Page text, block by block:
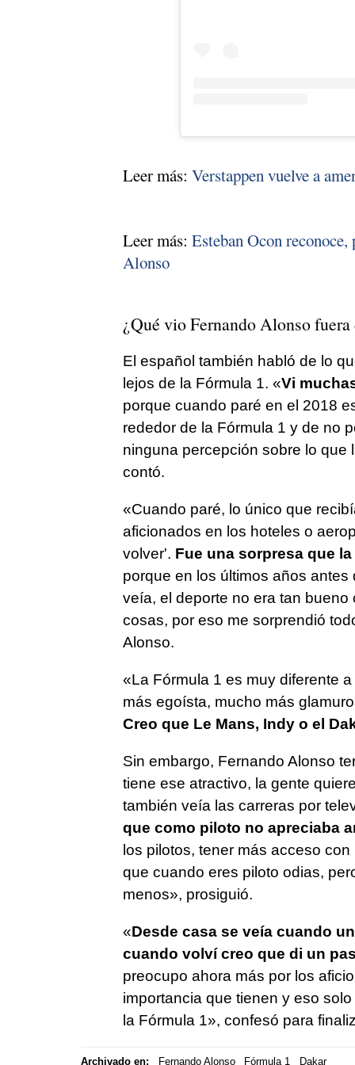
Leer más: Verstappen vuelve a
Leer más: Esteban Ocon
Alonso
¿Qué vio Fernando Alonso
El español también habló de lo
lejos de la Fórmula 1. «Vi
porque cuando paré en el 2018
rededor de la Fórmula 1 y de no
ninguna percepción sobre lo que
contó.
«Cuando paré, lo único que
aficionados en los hoteles o
volver'. Fue una sorpresa que
porque en los últimos años
veía, el deporte no era tan
cosas, por eso me sorprendió
Alonso.
«La Fórmula 1 es muy diferente
más egoísta, mucho más
Creo que Le Mans, Indy o el
Sin embargo, Fernando Alonso
tiene ese atractivo, la gente
también veía las carreras por
que como piloto no apreciaba
los pilotos, tener más acceso
que cuando eres piloto odias,
menos», prosiguió.
«Desde casa se veía cuando
cuando volví creo que di un
preocupo ahora más por los
importancia que tienen y eso
la Fórmula 1», confesó para
Archivado en: Fernando Alonso Fórmula 1 Dakar